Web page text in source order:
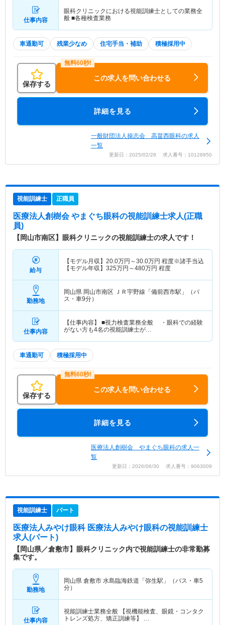
仕事内容
眼科クリニックにおける視能訓練士としての業務全
般 ■各種検査業務
車通勤可 残業少なめ 住宅手当・補助 積極採用中
保存する
この求人を問い合わせる
詳細を見る
一般財団法人操志会 高畠西眼科の求人
一覧
更新日：2025/02/28 求人番号：10128950
視能訓練士 正職員
医療法人創樹会 やまぐち眼科の視能訓練士求人(正職
員)
【岡山市南区】眼科クリニックの視能訓練士の求人です！
給与
【モデル月収】 20.0万円～30.0万円 程度※諸手当込
【モデル年収】 325万円～480万円 程度
勤務地
岡山県 岡山市南区 ＪＲ宇野線「備前西市駅」（バ
ス・車9分）
仕事内容
【仕事内容】 ■視力検査業務全般 ・眼科での経験
がない方も4名の視能訓練士が…
車通勤可 積極採用中
保存する
この求人を問い合わせる
詳細を見る
医療法人創樹会 やまぐち眼科の求人一
覧
更新日：2026/06/30 求人番号：9063009
視能訓練士 パート
医療法人みやけ眼科 医療法人みやけ眼科の視能訓練士
求人(パート)
【岡山県／倉敷市】眼科クリニック内で視能訓練士の非常勤募
集です。
勤務地
岡山県 倉敷市 水島臨海鉄道「弥生駅」（バス・車5
分）
仕事内容
視能訓練士業務全般 【視機能検査、眼鏡・コンタク
トレンズ処方、矯正訓練等】 …